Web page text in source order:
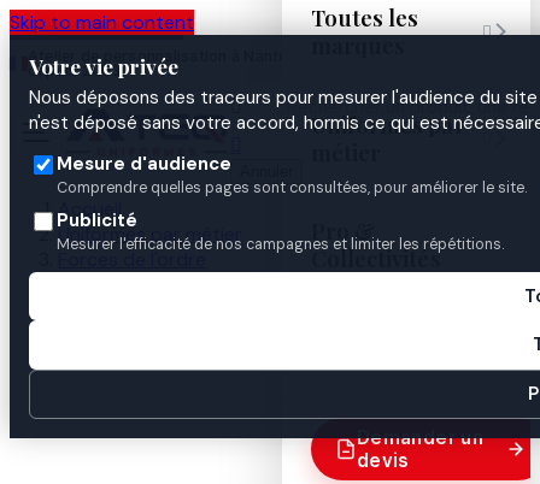
Skip to main content
Votre vie privée
Nous déposons des traceurs pour mesurer l'audience du
n'est déposé sans votre accord, hormis ce qui est
Mesure d'audience
Comprendre quelles pages sont consultées, pour améliorer le site.
Publicité
Mesurer l'efficacité de nos campagnes et limiter les répétitions.
Atelier de personnalisation à Nantes
depuis 2003

Toutes les
marques

Uniformes par
Pro &
Collectivités
Demander un
devis
Accueil
Uniformes par métier